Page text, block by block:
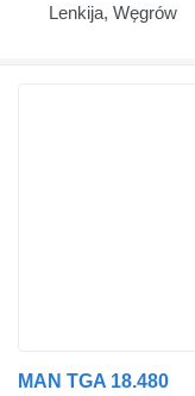
Lenkija, Węgrów
MAN TGA 18.480